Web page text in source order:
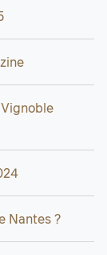
Nantes ?